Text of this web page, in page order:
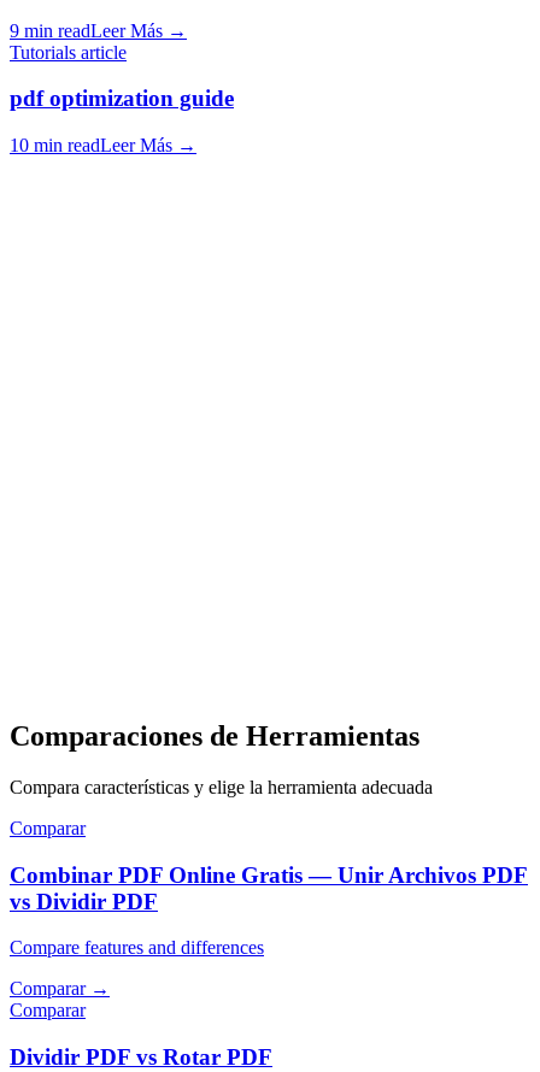
9 min readLeer Más →
Tutorials article
pdf optimization guide
10 min readLeer Más →
Comparaciones de Herramientas
Compara características y elige la herramienta adecuada
Comparar
Combinar PDF Online Gratis — Unir Archivos PDF
vs Dividir PDF
Compare features and differences
Comparar→
Comparar
Dividir PDF vs Rotar PDF